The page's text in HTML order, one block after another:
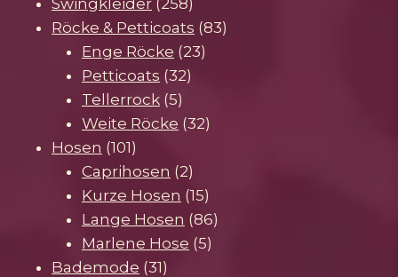
Produkte
Röcke & Petticoats 8383
Enge Röcke 2323
Petticoats 3232
Tellerrock 55
Produkte
Weite Röcke 3232
Hosen 101101
Produkte
Caprihosen 22
Produkte
Kurze Hosen 1515
Produkte
Lange Hosen 8686
Marlene Hose 55
Bademode 3131